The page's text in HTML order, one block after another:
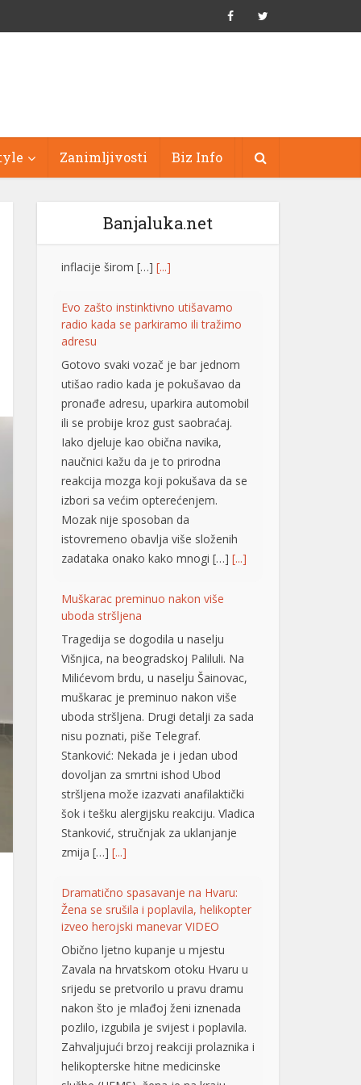
Zanimljivosti Biz Info
Banjaluka.net
Evo zašto instinktivno utišavamo
adresu
Gotovo svaki vozač je bar jednom
pronađe adresu, uparkira automobil
ili se probije kroz gust saobraćaj.
Iako djeluje kao obična navika,
naučnici kažu da je to prirodna
reakcija mozga koji pokušava da se
izbori sa većim opterećenjem.
Mozak nije sposoban da
istovremeno obavlja više složenih
zadataka onako kako mnogi […]
Muškarac preminuo nakon više
Tragedija se dogodila u naselju
Višnjica, na beogradskoj Paliluli. Na
Milićevom brdu, u naselju Šainovac,
muškarac je preminuo nakon više
uboda stršljena. Drugi detalji za sada
nisu poznati, piše Telegraf.
Stanković: Nekada je i jedan ubod
dovoljan za smrtni ishod Ubod
stršljena može izazvati anafilaktički
šok i tešku alergijsku reakciju. Vladica
Stanković, stručnjak za uklanjanje
zmija […][...]
Dramatično spasavanje na Hvaru:
izveo herojski manevar VIDEO
Obično ljetno kupanje u mjestu
Zavala na hrvatskom otoku Hvaru u
srijedu se pretvorilo u pravu dramu
nakon što je mlađoj ženi iznenada
pozlilo, izgubila je svijest i poplavila.
Zahvaljujući brzoj reakciji prolaznika i
helikopterske hitne medicinske
službe (HEMS), žena je na kraju
pokazala znakove oporavka.